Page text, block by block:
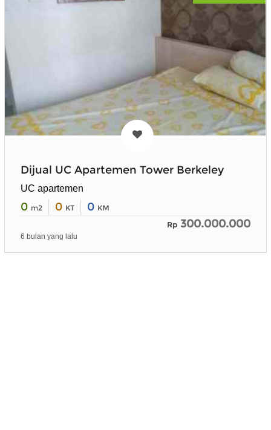
Dijual UC Apartemen Tower Berkeley
UC apartemen
0 m2 0 KT 0 KM
Rp 300.000.000
6 bulan yang lalu